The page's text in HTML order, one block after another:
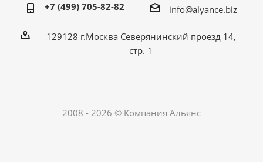
+7 (499) 705-82-82 info@alyance.biz
129128 г.Москва Северянинский проезд 14,
стр. 1
2008 - 2026 © Компания Альянс